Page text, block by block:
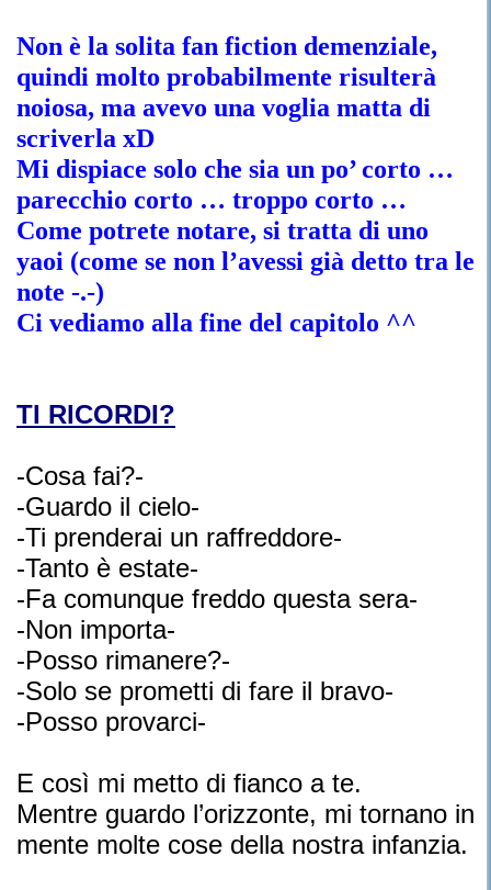
Non è la solita fan fiction demenziale,
quindi molto probabilmente risulterà
noiosa, ma avevo una voglia matta di
scriverla xD
Mi dispiace solo che sia un po’ corto …
parecchio corto … troppo corto …
Come potrete notare, si tratta di uno
yaoi (come se non l’avessi già detto tra le
note -.-)
Ci vediamo alla fine del capitolo ^^
TI RICORDI?
-Cosa fai?-
-Guardo il cielo-
-Ti prenderai un raffreddore-
-Tanto è estate-
-Fa comunque freddo questa sera-
-Non importa-
-Posso rimanere?-
-Solo se prometti di fare il bravo-
-Posso provarci-
E così mi metto di fianco a te.
Mentre guardo l’orizzonte, mi tornano in
mente molte cose della nostra infanzia.